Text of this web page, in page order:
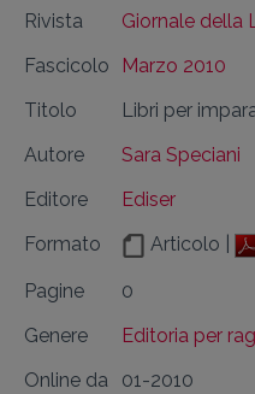
Rivista
Giornale della
Fascicolo
Marzo 2010
Titolo
Libri per
Autore
Sara Speciani
Editore
Ediser
Formato
Articolo |
Pagine
0
Genere
Editoria per
Online da
01-2010